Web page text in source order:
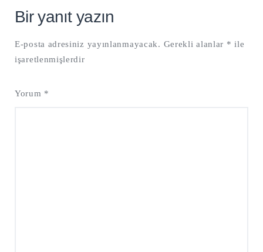
Bir yanıt yazın
E-posta adresiniz yayınlanmayacak. Gerekli alanlar * ile
işaretlenmişlerdir
Yorum *